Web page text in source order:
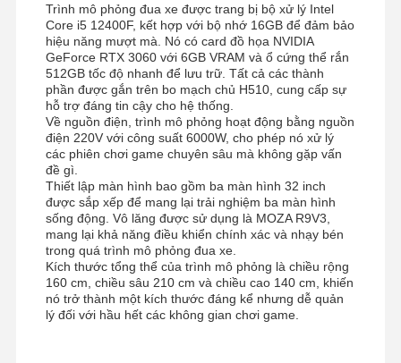
VR Arcade Shooter
Rạp chiếu phim VR
Chiếc xe đâm
VR Car Racing Simulator
Trình mô phỏng đua xe được trang bị bộ xử lý Intel
Core i5 12400F, kết hợp với bộ nhớ 16GB để đảm bảo
hiệu năng mượt mà. Nó có card đồ họa NVIDIA
GeForce RTX 3060 với 6GB VRAM và ổ cứng thể rắn
512GB tốc độ nhanh để lưu trữ. Tất cả các thành
phần được gắn trên bo mạch chủ H510, cung cấp sự
hỗ trợ đáng tin cậy cho hệ thống.
Về nguồn điện, trình mô phỏng hoạt động bằng nguồn
điện 220V với công suất 6000W, cho phép nó xử lý
các phiên chơi game chuyên sâu mà không gặp vấn
đề gì.
Thiết lập màn hình bao gồm ba màn hình 32 inch
được sắp xếp để mang lại trải nghiệm ba màn hình
sống động. Vô lăng được sử dụng là MOZA R9V3,
mang lại khả năng điều khiển chính xác và nhạy bén
trong quá trình mô phỏng đua xe.
Kích thước tổng thể của trình mô phỏng là chiều rộng
160 cm, chiều sâu 210 cm và chiều cao 140 cm, khiến
nó trở thành một kích thước đáng kể nhưng dễ quản
lý đối với hầu hết các không gian chơi game.